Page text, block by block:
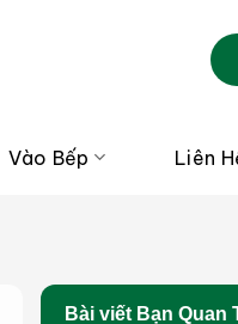
Vào Bếp Liên
Bài viết Bạn Quan